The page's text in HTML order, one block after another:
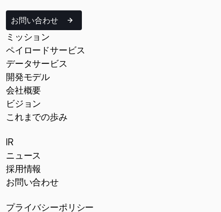
お問い合わせ
ミッション
ペイロードサービス
データサービス
開発モデル
会社概要
ビジョン
これまでの歩み
IR
ニュース
採用情報
お問い合わせ
プライバシーポリシー